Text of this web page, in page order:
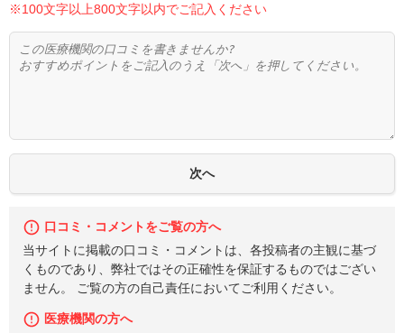
※100文字以上800文字以内でご記入ください
口コミ・コメントをご覧の方へ
当サイトに掲載の口コミ・コメントは、各投稿者の主観に基づ
くものであり、弊社ではその正確性を保証するものではござい
ません。 ご覧の方の自己責任においてご利用ください。
医療機関の方へ